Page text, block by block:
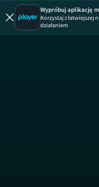
Wypróbuj aplikację
Korzystaj z łatwiejszej
działaniem